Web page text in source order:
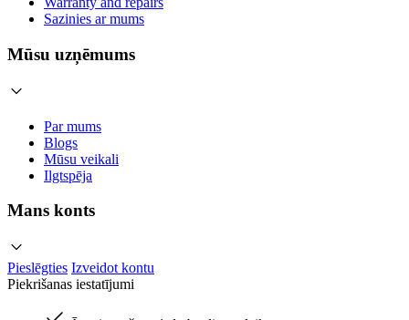
Sazinies ar mums
Mūsu uzņēmums
Par mums
Blogs
Mūsu veikali
Ilgtspēja
Mans konts
Pieslēgties Izveidot kontu
Piekrišanas iestatījumi